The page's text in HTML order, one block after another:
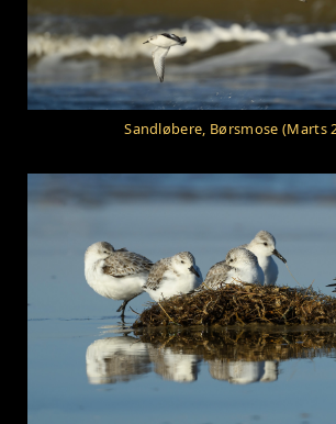
Sandløbere, Børsmose (Marts